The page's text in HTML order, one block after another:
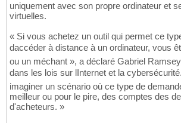
uniquement avec son propre ordinateur et
virtuelles.
« Si vous achetez un outil qui permet ce
daccéder à distance à un ordinateur, vous
ou un méchant », a déclaré Gabriel
dans les lois sur lInternet et la
imaginer un scénario où ce type de
meilleur ou pour le pire, des comptes des
d'acheteurs. »